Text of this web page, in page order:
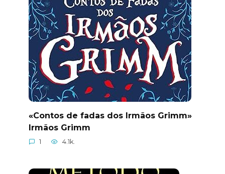
«Contos de fadas dos Irmãos Grimm»
Irmãos Grimm
1 4.1k.